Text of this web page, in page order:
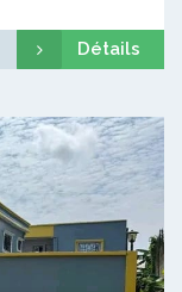
Détails